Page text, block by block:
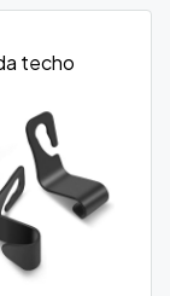
techo